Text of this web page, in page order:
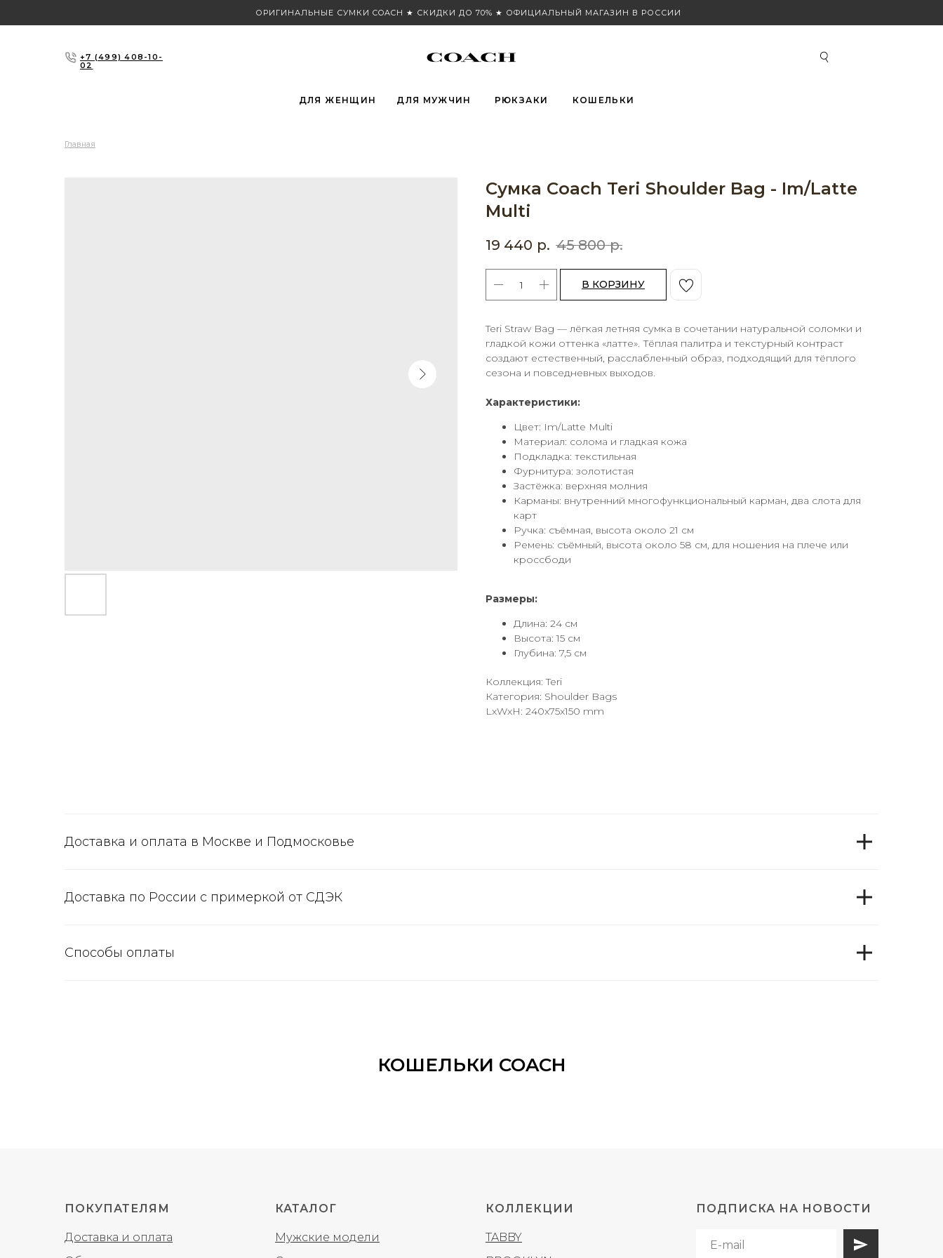
ОРИГИНАЛЬНЫЕ СУМКИ COACH ★ СКИДКИ ДО 70% ★ ОФИЦИАЛЬНЫЙ МАГАЗИН В РОССИИ
+7 (499) 408-10-
02
ДЛЯ ЖЕНЩИН ДЛЯ МУЖЧИН РЮКЗАКИ КОШЕЛЬКИ
Главная
Сумка Coach Teri Shoulder Bag - Im/Latte
Multi
19 440 р. 45 800 р.
В КОРЗИНУ
Teri Straw Bag — лёгкая летняя сумка в сочетании натуральной соломки и
гладкой кожи оттенка «латте». Тёплая палитра и текстурный контраст
создают естественный, расслабленный образ, подходящий для тёплого
сезона и повседневных выходов.
Характеристики:
Цвет: Im/Latte Multi
Материал: солома и гладкая кожа
Подкладка: текстильная
Фурнитура: золотистая
Застёжка: верхняя молния
Карманы: внутренний многофункциональный карман, два слота для
карт
Ручка: съёмная, высота около 21 см
Ремень: съёмный, высота около 58 см, для ношения на плече или
кроссбоди
Размеры:
Длина: 24 см
Высота: 15 см
Глубина: 7,5 см
Коллекция: Teri
Категория: Shoulder Bags
LxWxH: 240x75x150 mm
Доставка и оплата в Москве и Подмосковье
Доставка по России с примеркой от СДЭК
Способы оплаты
КОШЕЛЬКИ COACH
ПОКУПАТЕЛЯМ
Доставка и оплата
КАТАЛОГ
Мужские модели
КОЛЛЕКЦИИ
TABBY
ПОДПИСКА НА НОВОСТИ